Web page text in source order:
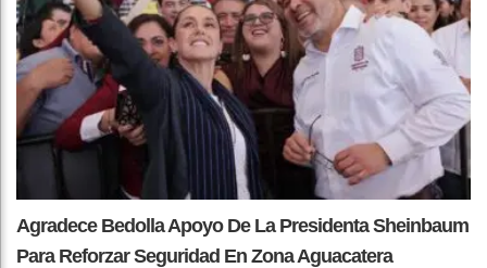
Agradece Bedolla Apoyo De La Presidenta Sheinbaum
Para Reforzar Seguridad En Zona Aguacatera